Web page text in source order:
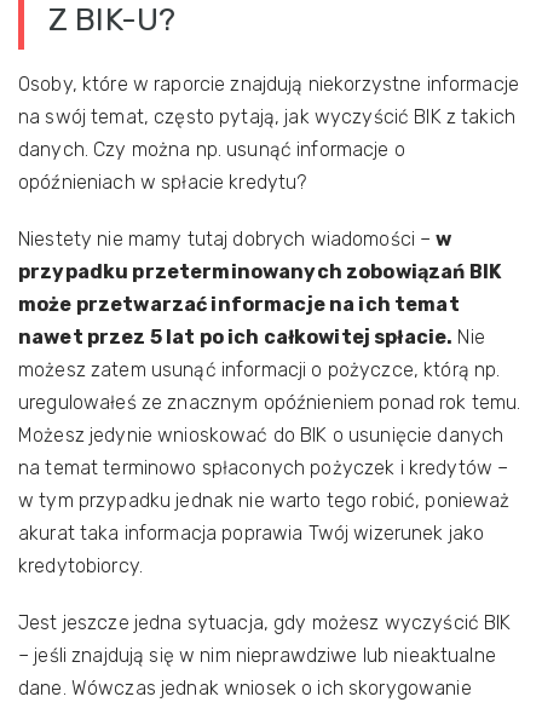
Z BIK-U?
Osoby, które w raporcie znajdują niekorzystne informacje
na swój temat, często pytają, jak wyczyścić BIK z takich
danych. Czy można np. usunąć informacje o
opóźnieniach w spłacie kredytu?
Niestety nie mamy tutaj dobrych wiadomości –w
przypadku przeterminowanych zobowiązań BIK
może przetwarzać informacje na ich temat
nawet przez 5 lat po ich całkowitej spłacie. Nie
możesz zatem usunąć informacji o pożyczce, którą np.
uregulowałeś ze znacznym opóźnieniem ponad rok temu.
Możesz jedynie wnioskować do BIK o usunięcie danych
na temat terminowo spłaconych pożyczek i kredytów –
w tym przypadku jednak nie warto tego robić, ponieważ
akurat taka informacja poprawia Twój wizerunek jako
kredytobiorcy.
Jest jeszcze jedna sytuacja, gdy możesz wyczyścić BIK
– jeśli znajdują się w nim nieprawdziwe lub nieaktualne
dane. Wówczas jednak wniosek o ich skorygowanie